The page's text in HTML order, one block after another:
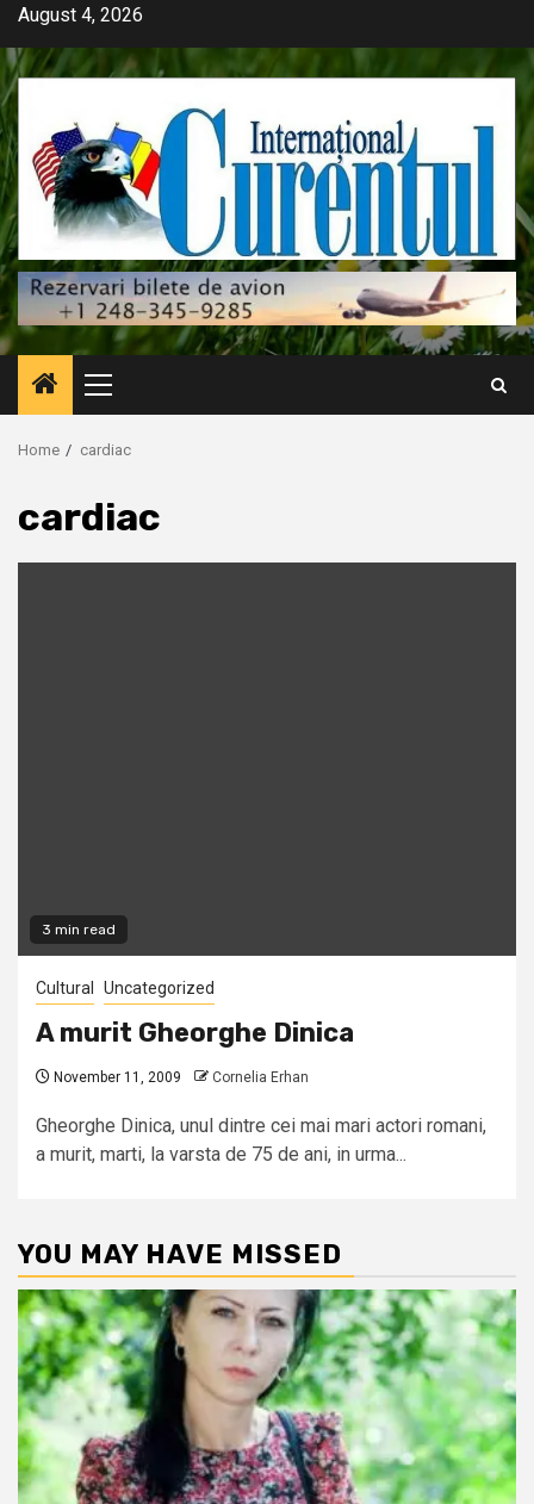
Skip
content
August 4, 2026
Primary
Menu
Home cardiac
cardiac
3 min read
Cultural Uncategorized
A murit Gheorghe Dinica
November 11, 2009 Cornelia Erhan
Gheorghe Dinica, unul dintre cei mai mari actori romani,
a murit, marti, la varsta de 75 de ani, in urma...
YOU MAY HAVE MISSED